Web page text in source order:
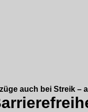
auch bei Streik –